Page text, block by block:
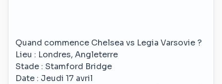
Quand commence Chelsea vs Legia Varsovie ?
Lieu : Londres, Angleterre
Stade : Stamford Bridge
Date : Jeudi 17 avril